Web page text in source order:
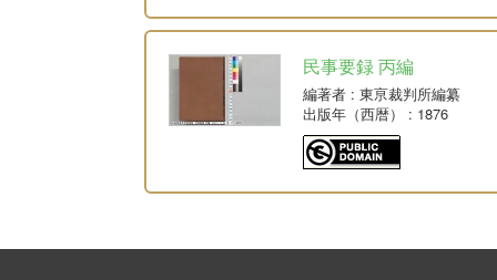
民事要録 丙編
編著者 : 東亰裁判所編纂
出版年（西暦）
: 1876